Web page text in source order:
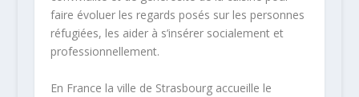
faire évoluer les regards posés sur les personnes
réfugiées, les aider à s’insérer socialement et
professionnellement.
En France la ville de Strasbourg accueille le